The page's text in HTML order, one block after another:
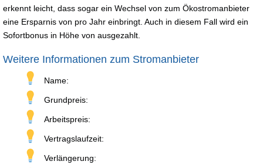
erkennt leicht, dass sogar ein Wechsel von zum Ökostromanbieter
eine Ersparnis von pro Jahr einbringt. Auch in diesem Fall wird ein
Sofortbonus in Höhe von ausgezahlt.
Weitere Informationen zum Stromanbieter
Name:
Grundpreis:
Arbeitspreis:
Vertragslaufzeit:
Verlängerung: